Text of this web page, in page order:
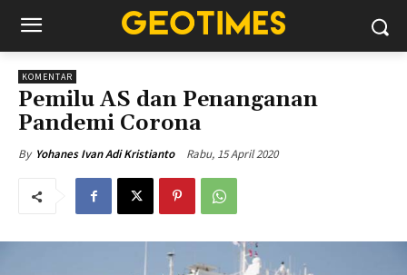
KOMENTAR
Pemilu AS dan Penanganan
Pandemi Corona
By Yohanes Ivan Adi Kristianto Rabu, 15 April 2020